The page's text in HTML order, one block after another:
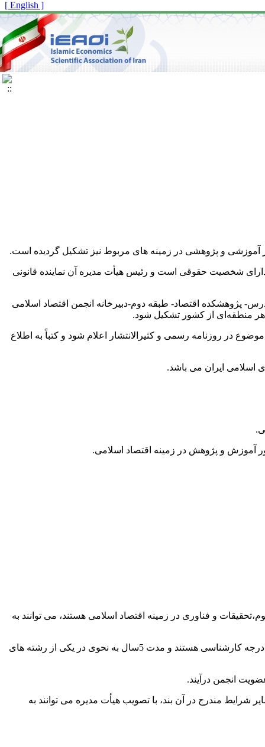
[ English ]
و پژوهشی در زمینه های مربوط نیز تشکیل گردیده است.
شخصیت حقوقی است و رئیس هیأت مدیره آن نماینده قانونی
پژوهشکده اقتصاد- طبقه دوم-دبیرخانه انجمن اقتصاد اسلامی
در روزنامه رسمی و کثیرالانتشار اعلام شود و کتباً به اطلاع
اسلامی ایران می باشد.
و فناوری در زمینه اقتصاد اسلامی هستند، می توانند به
افرادی که دارای شرایط زیر هستند می توانند به عضویت در انجمن درآیند: کسانی که دارای درجه کارشناسی هستند و مدت 5سال به نحوی در یکی از رشته های
انجمن درآیند.
در بند 1-6 می باشند در صورت داشتن سایر شرایط مندرج در آن بند، با تصویب هیأت مدیره می توانند به